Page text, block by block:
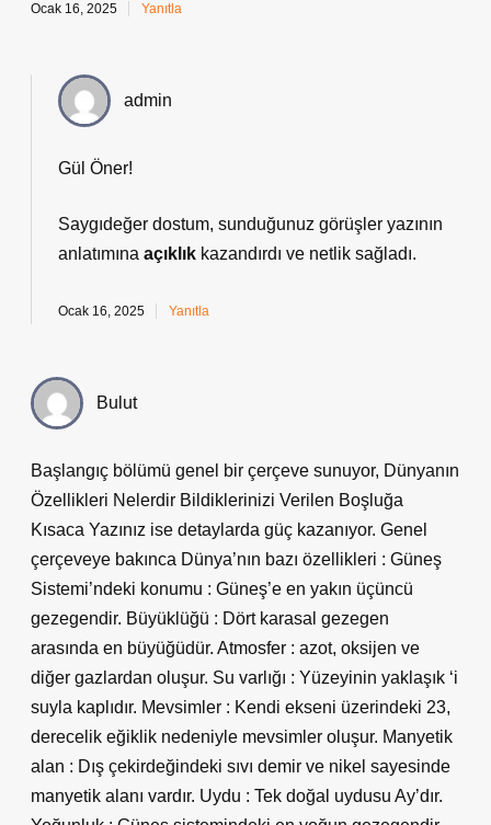
Ocak 16, 2025 Yanıtla
admin
Gül Öner!
Saygıdeğer dostum, sunduğunuz görüşler yazının
anlatımına açıklık kazandırdı ve netlik sağladı.
Ocak 16, 2025 Yanıtla
Bulut
Başlangıç bölümü genel bir çerçeve sunuyor, Dünyanın
Özellikleri Nelerdir Bildiklerinizi Verilen Boşluğa
Kısaca Yazınız ise detaylarda güç kazanıyor. Genel
çerçeveye bakınca Dünya’nın bazı özellikleri : Güneş
Sistemi’ndeki konumu : Güneş’e en yakın üçüncü
gezegendir. Büyüklüğü : Dört karasal gezegen
arasında en büyüğüdür. Atmosfer : azot, oksijen ve
diğer gazlardan oluşur. Su varlığı : Yüzeyinin yaklaşık ‘i
suyla kaplıdır. Mevsimler : Kendi ekseni üzerindeki 23,
derecelik eğiklik nedeniyle mevsimler oluşur. Manyetik
alan : Dış çekirdeğindeki sıvı demir ve nikel sayesinde
manyetik alanı vardır. Uydu : Tek doğal uydusu Ay’dır.